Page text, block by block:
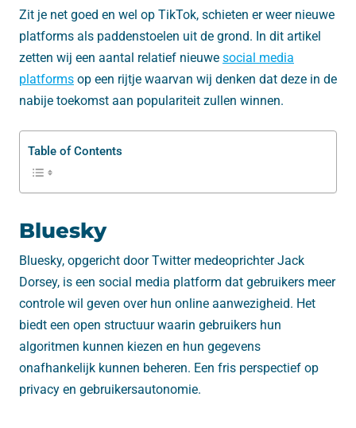
Zit je net goed en wel op TikTok, schieten er weer nieuwe
platforms als paddenstoelen uit de grond. In dit artikel
zetten wij een aantal relatief nieuwe social media
platforms op een rijtje waarvan wij denken dat deze in de
nabije toekomst aan populariteit zullen winnen.
Table of Contents
Bluesky
Bluesky, opgericht door Twitter medeoprichter Jack
Dorsey, is een social media platform dat gebruikers meer
controle wil geven over hun online aanwezigheid. Het
biedt een open structuur waarin gebruikers hun
algoritmen kunnen kiezen en hun gegevens
onafhankelijk kunnen beheren. Een fris perspectief op
privacy en gebruikersautonomie.